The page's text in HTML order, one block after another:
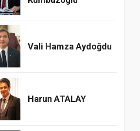
Mehmet Nazif Ersoy
Doç.Dr.Mustafa
Vali Hamza Aydoğdu
Harun ATALAY